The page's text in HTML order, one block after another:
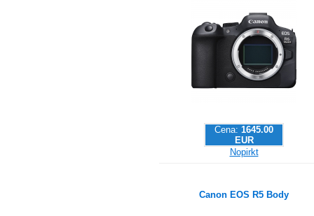
Cena: 1645.00
EUR
Nopirkt
Canon EOS R5 Body